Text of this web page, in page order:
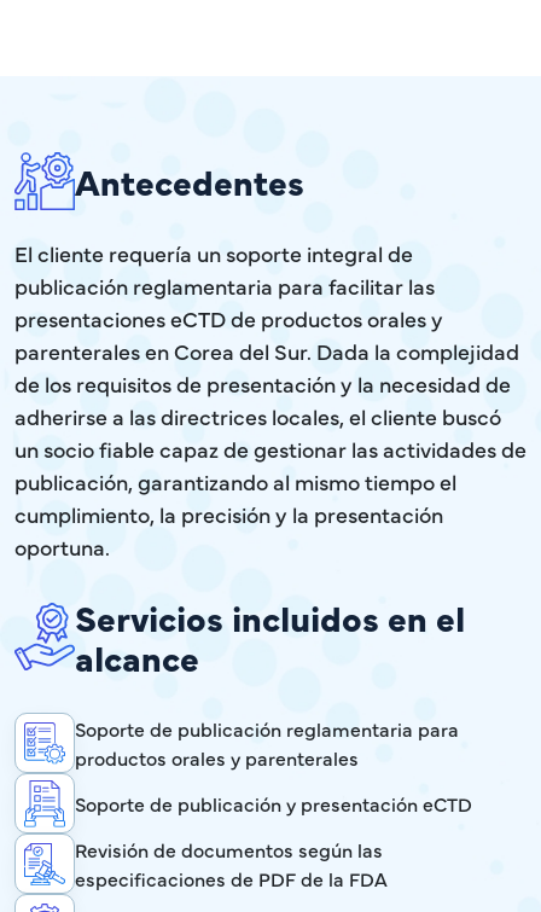
Antecedentes
El cliente requería un soporte integral de
publicación reglamentaria para facilitar las
presentaciones eCTD de productos orales y
parenterales en Corea del Sur. Dada la complejidad
de los requisitos de presentación y la necesidad de
adherirse a las directrices locales, el cliente buscó
un socio fiable capaz de gestionar las actividades de
publicación, garantizando al mismo tiempo el
cumplimiento, la precisión y la presentación
oportuna.
Servicios incluidos en el
alcance
Soporte de publicación reglamentaria para
productos orales y parenterales
Soporte de publicación y presentación eCTD
Revisión de documentos según las
especificaciones de PDF de la FDA